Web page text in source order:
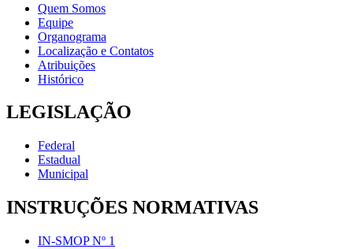
Quem Somos
Equipe
Organograma
Localização e Contatos
Atribuições
Histórico
LEGISLAÇÃO
Federal
Estadual
Municipal
INSTRUÇÕES NORMATIVAS
IN-SMOP Nº 1